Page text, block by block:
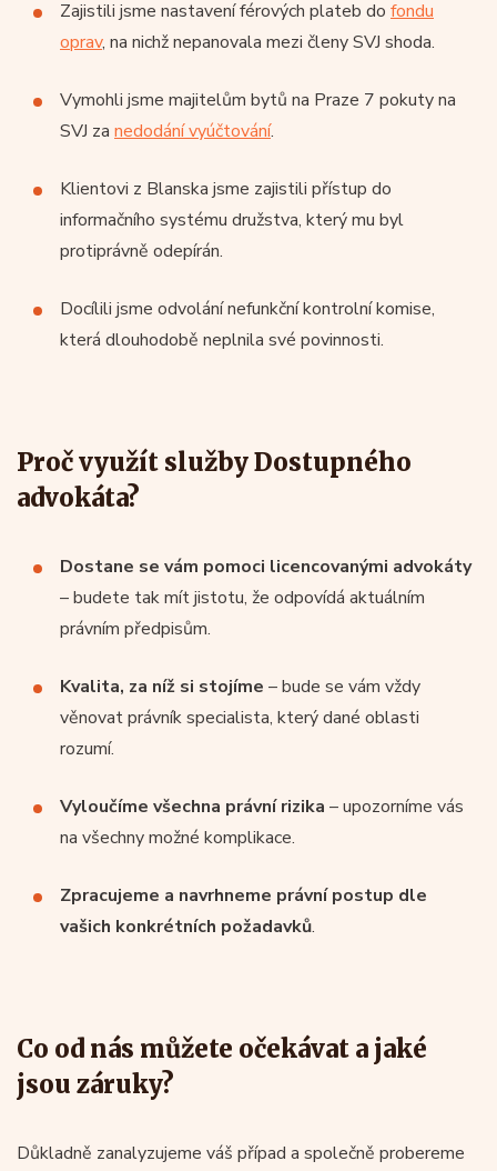
Zajistili jsme nastavení férových plateb do fondu
oprav, na nichž nepanovala mezi členy SVJ shoda.
Vymohli jsme majitelům bytů na Praze 7 pokuty na
SVJ za nedodání vyúčtování.
Klientovi z Blanska jsme zajistili přístup do
informačního systému družstva, který mu byl
protiprávně odepírán.
Docílili jsme odvolání nefunkční kontrolní komise,
která dlouhodobě neplnila své povinnosti.
Proč využít služby Dostupného
advokáta?
Dostane se vám pomoci licencovanými advokáty
– budete tak mít jistotu, že odpovídá aktuálním
právním předpisům.
Kvalita, za níž si stojíme – bude se vám vždy
věnovat právník specialista, který dané oblasti
rozumí.
Vyloučíme všechna právní rizika – upozorníme vás
na všechny možné komplikace.
Zpracujeme a navrhneme právní postup dle
vašich konkrétních požadavků.
Co od nás můžete očekávat a jaké
jsou záruky?
Důkladně zanalyzujeme váš případ a společně probereme